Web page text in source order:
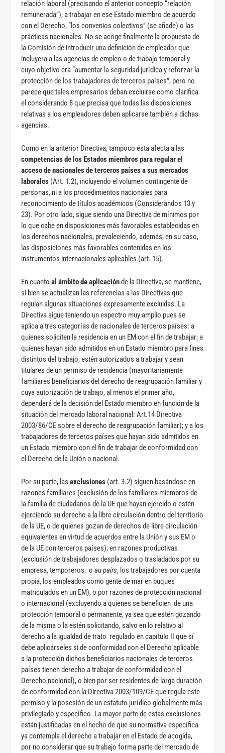
relación laboral (precisando el anterior concepto “relación
remunerada”), a trabajar en ese Estado miembro de acuerdo
con el Derecho, “los convenios colectivos” (se añade) o las
prácticas nacionales. No se acoge finalmente la propuesta de
la Comisión de introducir una definición de empleador que
incluyera a las agencias de empleo o de trabajo temporal y
cuyo objetivo era “aumentar la seguridad jurídica y reforzar la
protección de los trabajadores de terceros países”, pero no
parece que tales empresarios deban excluirse como clarifica
el considerando 8 que precisa que todas las disposiciones
relativas a los empleadores deben aplicarse también a dichas
agencias.
Como en la anterior Directiva, tampoco ésta afecta a las
competencias de los Estados miembros para regular el
acceso de nacionales de terceros países a sus mercados
laborales (Art. 1.2), incluyendo el volumen contingente de
personas, ni a los procedimientos nacionales para
reconocimiento de títulos académicos (Considerandos 13 y
23). Por otro lado, sigue siendo una Directiva de mínimos por
lo que cabe en disposiciones más favorables establecidas en
los derechos nacionales, prevaleciendo, además, en su caso,
las disposiciones más favorables contenidas en los
instrumentos internacionales aplicables (art. 15).
En cuantoal ámbito de aplicaciónde la Directiva, se mantiene,
si bien se actualizan las referencias a las Directivas que
regulan algunas situaciones expresamente excluidas. La
Directiva sigue teniendo un espectro muy amplio pues se
aplica a tres categorías de nacionales de terceros países: a
quienes soliciten la residencia en un EM con el fin de trabajar; a
quienes hayan sido admitidos en un Estado miembro para fines
distintos del trabajo, estén autorizados a trabajar y sean
titulares de un permiso de residencia (mayoritariamente
familiares beneficiarios del derecho de reagrupación familiar y
cuya autorización de trabajo, al menos el primer año,
dependerá de la decisión del Estado miembro en función de la
situación del mercado laboral nacional: Art.14 Directiva
2003/86/CE sobre el derecho de reagrupación familiar); y a los
trabajadores de terceros países que hayan sido admitidos en
un Estado miembro con el fin de trabajar de conformidad con
el Derecho de la Unión o nacional.
Por su parte, lasexclusiones (art. 3.2) siguen basándose en
razones familiares (exclusión de los familiares miembros de
la familia de ciudadanos de la UE que hayan ejercido o estén
ejerciendo su derecho a la libre circulación dentro del territorio
de la UE, o de quienes gozan de derechos de libre circulación
equivalentes en virtud de acuerdos entre la Unión y sus EM o
de la UE con terceros países), en razones productivas
(exclusión de trabajadores desplazados o trasladados por su
empresa, temporeros, oau pairs, los trabajadores por cuenta
propia, los empleados como gente de mar en buques
matriculados en un EM), o por razones de protección nacional
o internacional (excluyendo a quienes se beneficien de una
protección temporal o permanente, ya sea que estén gozando
de la misma o la estén solicitando, salvo en lo relativo al
derecho a la igualdad de trato regulado en capítulo II que sí
debe aplicárseles si de conformidad con el Derecho aplicable
a la protección dichos beneficiarios nacionales de terceros
países tienen derecho a trabajar de conformidad con el
Derecho nacional), o bien por ser residentes de larga duración
de conformidad con la Directiva 2003/109/CE que regula este
permiso y la posesión de un estatuto jurídico globalmente más
privilegiado y específico. La mayor parte de estas exclusiones
están justificadas en el hecho de que su normativa específica
ya contempla el derecho a trabajar en el Estado de acogida,
por no considerar que su trabajo forma parte del mercado de